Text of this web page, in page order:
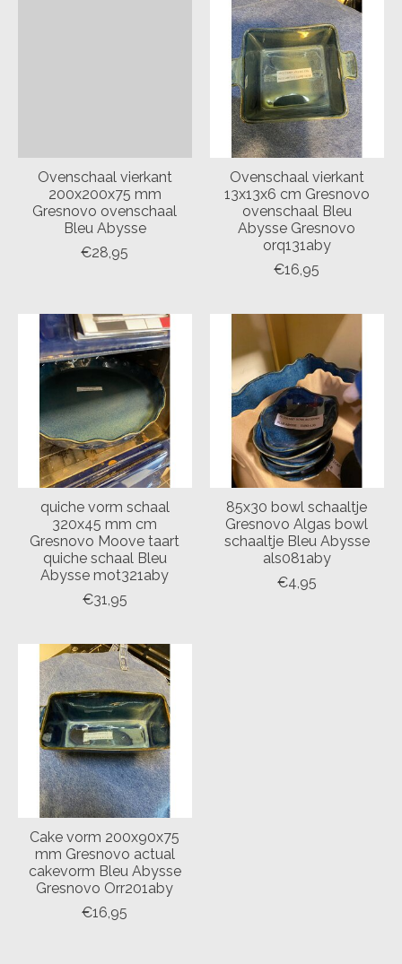
Ovenschaal vierkant
200x200x75 mm
Gresnovo ovenschaal
Bleu Abysse
€28,95
Ovenschaal vierkant
13x13x6 cm Gresnovo
ovenschaal Bleu
Abysse Gresnovo
orq131aby
€16,95
quiche vorm schaal
320x45 mm cm
Gresnovo Moove taart
quiche schaal Bleu
Abysse mot321aby
€31,95
85x30 bowl schaaltje
Gresnovo Algas bowl
schaaltje Bleu Abysse
als081aby
€4,95
Cake vorm 200x90x75
mm Gresnovo actual
cakevorm Bleu Abysse
Gresnovo Orr201aby
€16,95